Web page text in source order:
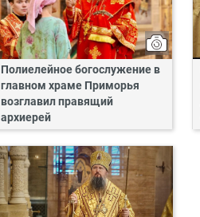
Полиелейное богослужение в
главном храме Приморья
возглавил правящий
архиерей